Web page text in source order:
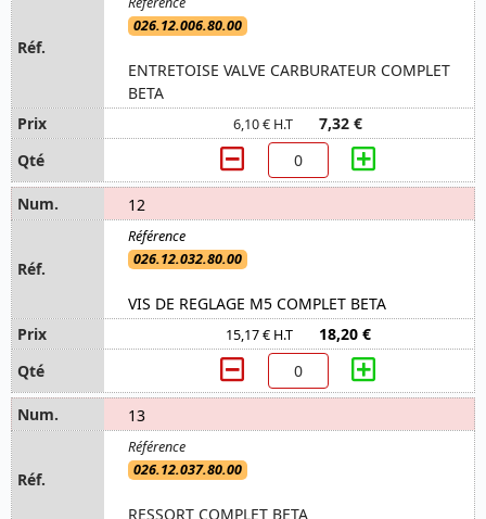
026.12.006.80.00
ENTRETOISE VALVE CARBURATEUR COMPLET
BETA
6,10 € H.T 7,32 €
12
026.12.032.80.00
VIS DE REGLAGE M5 COMPLET BETA
15,17 € H.T 18,20 €
13
026.12.037.80.00
RESSORT COMPLET BETA